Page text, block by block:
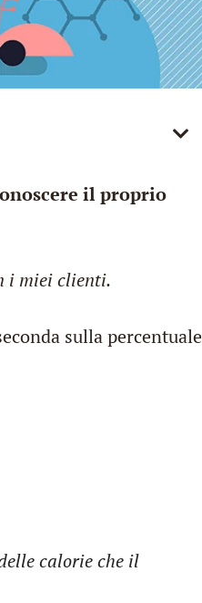
il proprio
i miei clienti.
sulla percentuale
calorie che il